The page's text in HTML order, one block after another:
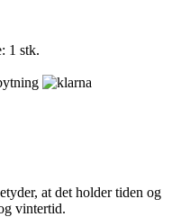
1 stk.
at det holder tiden og
vintertid.